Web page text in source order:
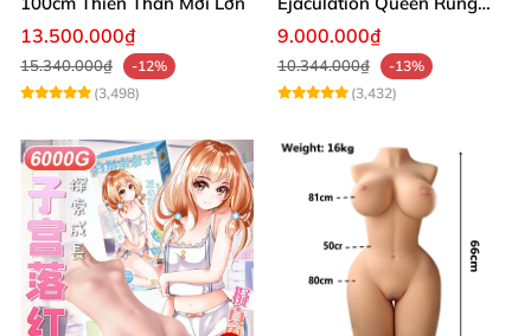
13.500.000₫
15.340.000₫
-12%
(3,498)
Cảm Biến Sưởi Ấm Xuất
9.000.000₫
10.344.000₫
-13%
(3,432)